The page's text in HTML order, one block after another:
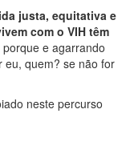
justa, equitativa e
com o VIH têm
porque e agarrando
eu, quem? se não for
neste percurso